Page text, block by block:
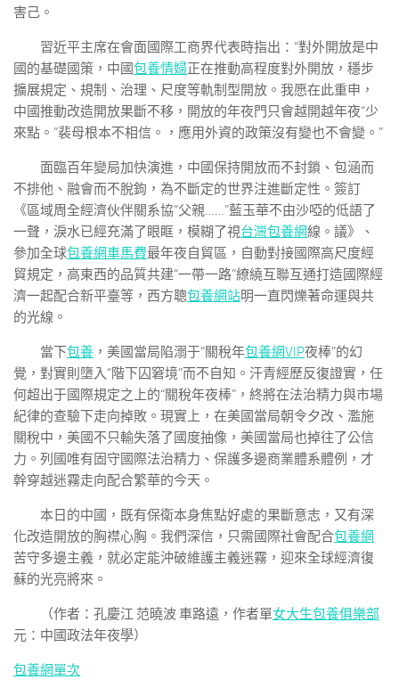
害己。
習近平主席在會面國際工商界代表時指出：“對外開放是中
國的基礎國策，中國包養情婦正在推動高程度對外開放，穩步
擴展規定、規制、治理、尺度等軌制型開放。我愿在此重申，
中國推動改造開放果斷不移，開放的年夜門只會越開越年夜“少
來點。”裴母根本不相信。，應用外資的政策沒有變也不會變。”
面臨百年變局加快演進，中國保持開放而不封鎖、包涵而
不排他、融會而不脫鉤，為不斷定的世界注進斷定性。簽訂
《區域周全經濟伙伴關系協“父親……”藍玉華不由沙啞的低語了
一聲，淚水已經充滿了眼眶，模糊了視台灣包養網線。議》、
參加全球包養網車馬費最年夜自貿區，自動對接國際高尺度經
貿規定，高東西的品質共建“一帶一路”繚繞互聯互通打造國際經
濟一起配合新平臺等，西方聰包養網站明一直閃爍著命運與共
的光線。
當下包養 ，美國當局陷溺于“關稅年包養網VIP夜棒”的幻
覺，對實則墮入“階下囚窘境”而不自知。汗青經歷反復證實，任
何超出于國際規定之上的“關稅年夜棒”，終將在法治精力與市場
紀律的查驗下走向掉敗。現實上，在美國當局朝令夕改、濫施
關稅中，美國不只輸失落了國度抽像，美國當局也掉往了公信
力。列國唯有固守國際法治精力、保護多邊商業體系體例，才
幹穿越迷霧走向配合繁華的今天。
本日的中國，既有保衛本身焦點好處的果斷意志，又有深
化改造開放的胸襟心胸。我們深信，只需國際社會配合包養網
苦守多邊主義，就必定能沖破維護主義迷霧，迎來全球經濟復
蘇的光亮將來。
（作者： 孔慶江 范曉波 車路遠， 作者單女大生包養俱樂部
元：中國政法年夜學）
包養網單次